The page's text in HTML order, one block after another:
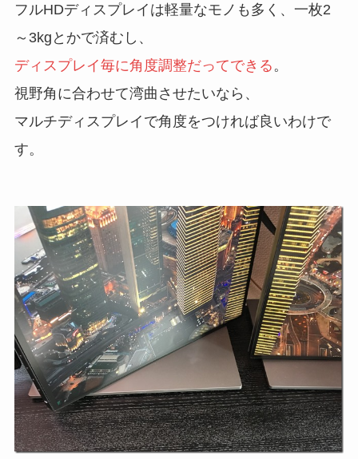
フルHDディスプレイは軽量なモノも多く、一枚2
～3kgとかで済むし、
ディスプレイ毎に角度調整だってできる 。
視野角に合わせて湾曲させたいなら、
マルチディスプレイで角度をつければ良いわけで
す。